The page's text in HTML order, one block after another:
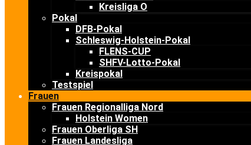
Kreisliga O
Pokal
DFB-Pokal
Schleswig-Holstein-Pokal
FLENS-CUP
SHFV-Lotto-Pokal
Kreispokal
Testspiel
Frauen
Frauen Regionalliga Nord
Holstein Women
Frauen Oberliga SH
Frauen Landesliga